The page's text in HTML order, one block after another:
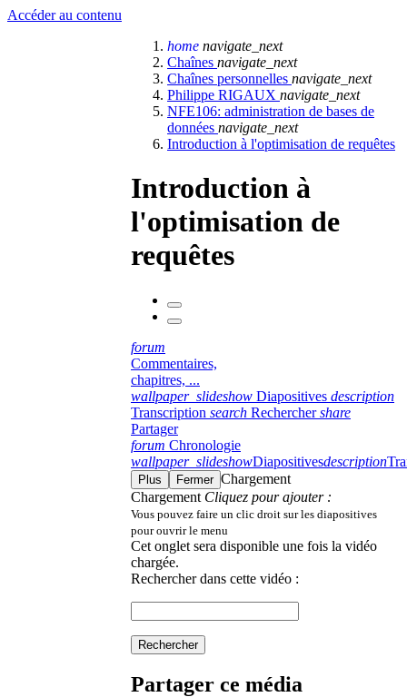
Accéder au contenu
home navigate_next
Chaînes navigate_next
Chaînes personnelles navigate_next
Philippe RIGAUX navigate_next
NFE106: administration de bases de
données navigate_next
Introduction à l'optimisation de requêtes
Introduction à
l'optimisation de
requêtes
forum
Commentaires,
chapitres, ...
wallpaper_slideshow Diapositives description
Transcription search Rechercher share
Partager
forum Chronologie
wallpaper_slideshowDiapositivesdescription
Plus Fermer Chargement
Chargement Cliquez pour ajouter :
Vous pouvez faire un clic droit sur les diapositives
pour ouvrir le menu
Cet onglet sera disponible une fois la vidéo
chargée.
Rechercher dans cette vidéo :
Rechercher
Partager ce média